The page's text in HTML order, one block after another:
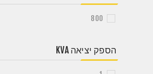
800
הספק יציאה KVA